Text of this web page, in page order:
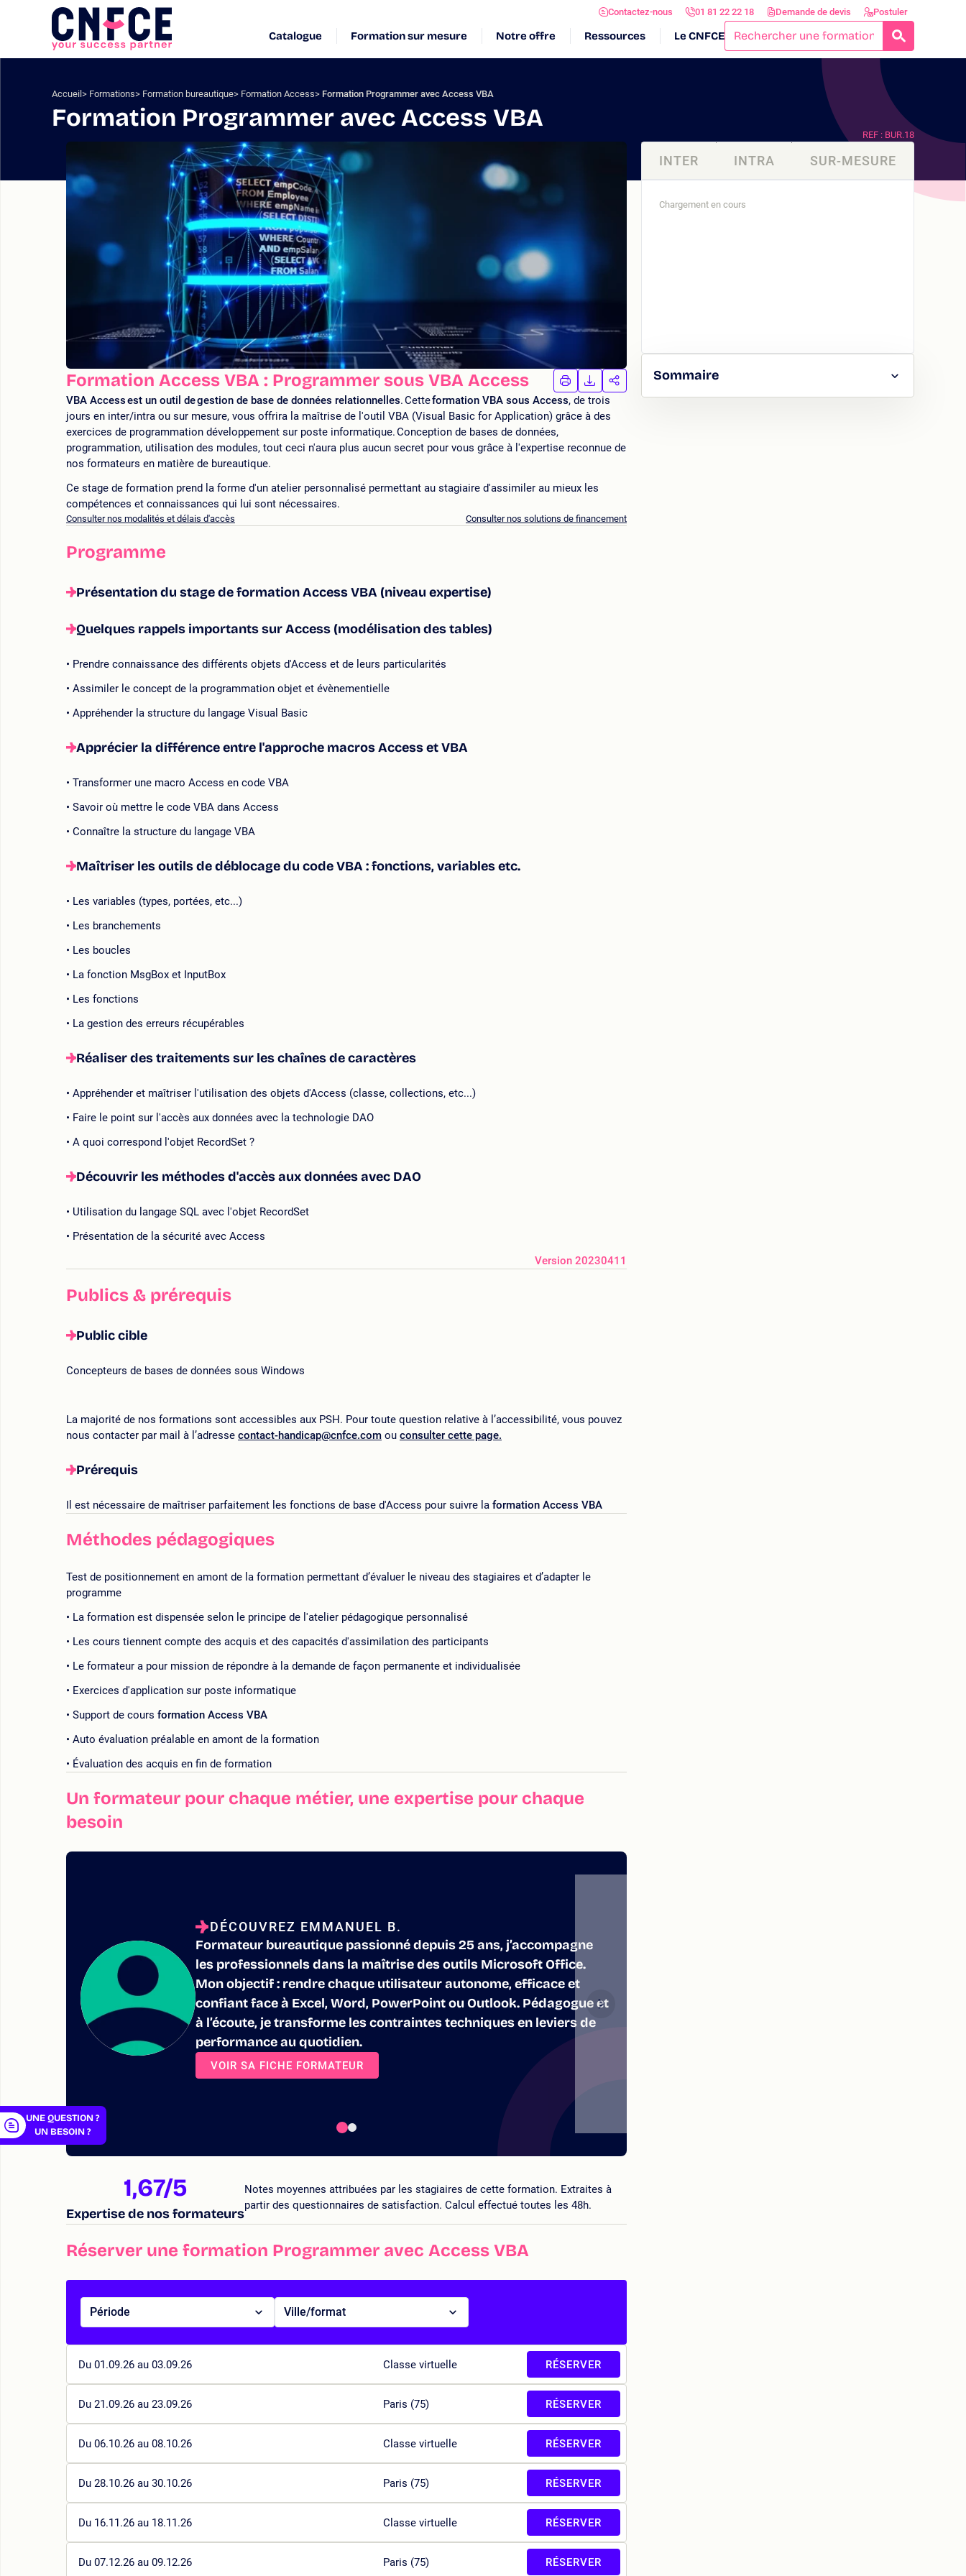
Aller
Logo
site
Contactez-nous 01 81 22 22 18 Demande de devis Postuler
Catalogue Formation sur mesure Notre offre Ressources Le CNFCE
Accueil Formations Formation bureautique Formation Access Formation Programmer avec Access VBA
Formation Programmer avec Access VBA
Formation Access VBA : Programmer sous VBA Access
IMPRIMER
LA
FORMATION
TÉLÉCHARGER
LA
FORMATION
PARTAGER
LA
VBA Access est un outil de gestion de base de données relationnelles. Cetteformation VBA sous Access, de trois
jours en inter/intra ou sur mesure, vous offrira la maîtrise de l'outil VBA (Visual Basic for Application) grâce à des
exercices de programmation développement sur poste informatique. Conception de bases de données,
programmation, utilisation des modules, tout ceci n'aura plus aucun secret pour vous grâce à l'expertise reconnue de
nos formateurs en matière de bureautique.
Ce stage de formation prend la forme d'un atelier personnalisé permettant au stagiaire d'assimiler au mieux les
compétences et connaissances qui lui sont nécessaires.
Consulter nos modalités et délais d'accès Consulter nos solutions de financement
Programme
Présentation du stage de formation Access VBA (niveau expertise)
Quelques rappels importants sur Access (modélisation des tables)
Prendre connaissance des différents objets d'Access et de leurs particularités
Assimiler le concept de la programmation objet et évènementielle
Appréhender la structure du langage Visual Basic
Apprécier la différence entre l'approche macros Access et VBA
Transformer une macro Access en code VBA
Savoir où mettre le code VBA dans Access
Connaître la structure du langage VBA
Maîtriser les outils de déblocage du code VBA : fonctions, variables etc.
Les variables (types, portées, etc...)
Les branchements
Les boucles
La fonction MsgBox et InputBox
Les fonctions
La gestion des erreurs récupérables
Réaliser des traitements sur les chaînes de caractères
Appréhender et maîtriser l'utilisation des objets d'Access (classe, collections, etc...)
Faire le point sur l'accès aux données avec la technologie DAO
A quoi correspond l'objet RecordSet ?
Découvrir les méthodes d'accès aux données avec DAO
Utilisation du langage SQL avec l'objet RecordSet
Présentation de la sécurité avec Access
Version 20230411
Publics & prérequis
Public cible
Concepteurs de bases de données sous Windows
La majorité de nos formations sont accessibles aux PSH. Pour toute question relative à l’accessibilité, vous pouvez
nous contacter par mail à l’adresse contact-handicap@cnfce.com ou consulter cette page.
Prérequis
Il est nécessaire de maîtriser parfaitement les fonctions de base d'Access pour suivre la formation Access VBA
Méthodes pédagogiques
Test de positionnement en amont de la formation permettant d’évaluer le niveau des stagiaires et d’adapter le
programme
La formation est dispensée selon le principe de l'atelier pédagogique personnalisé
Les cours tiennent compte des acquis et des capacités d'assimilation des participants
Le formateur a pour mission de répondre à la demande de façon permanente et individualisée
Exercices d'application sur poste informatique
Support de cours formation Access VBA
Auto évaluation préalable en amont de la formation
Évaluation des acquis en fin de formation
Un formateur pour chaque métier, une expertise pour chaque
besoin
DÉCOUVREZ EMMANUEL B.
Formateur bureautique passionné depuis 25 ans, j’accompagne
les professionnels dans la maîtrise des outils Microsoft Office.
Mon objectif : rendre chaque utilisateur autonome, efficace et
confiant face à Excel, Word, PowerPoint ou Outlook. Pédagogue et
à l’écoute, je transforme les contraintes techniques en leviers de
performance au quotidien.
VOIR SA FICHE FORMATEUR
1,67/5
Expertise de nos formateurs
Notes moyennes attribuées par les stagiaires de cette formation. Extraites à
partir des questionnaires de satisfaction. Calcul effectué toutes les 48h.
Réserver une formation Programmer avec Access VBA
Période Ville/format
Du 01.09.26 au 03.09.26 Classe virtuelle RÉSERVER
Du 21.09.26 au 23.09.26 Paris (75) RÉSERVER
Du 06.10.26 au 08.10.26 Classe virtuelle RÉSERVER
Du 28.10.26 au 30.10.26 Paris (75) RÉSERVER
Du 16.11.26 au 18.11.26 Classe virtuelle RÉSERVER
Du 07.12.26 au 09.12.26 Paris (75) RÉSERVER
REF : BUR.18
INTER INTRA SUR-MESURE
Sommaire
UNE QUESTION ?
UN BESOIN ?